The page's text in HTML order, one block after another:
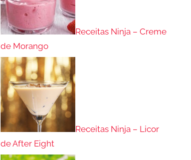
Receitas Ninja – Creme
de Morango
Receitas Ninja – Licor
de After Eight